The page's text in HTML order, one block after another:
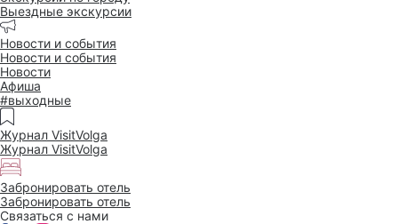
Выездные экскурсии
Новости и события
Новости и события
Новости
Афиша
#выходные
Журнал VisitVolga
Журнал VisitVolga
Забронировать отель
Забронировать отель
Связаться с нами